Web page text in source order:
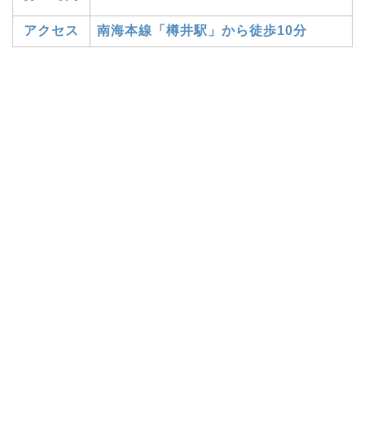
アクセス 南海本線「樽井駅」から徒歩10分